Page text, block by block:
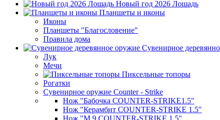
Новый год 2026 Лошадь
Планшеты и иконы
Иконы
Планшеты "Благословение"
Правила дома
Сувенирное
Лук
Мечи
Пиксельные топоры
Рогатки
Сувенирное оружие Counter - Strike
Нож "Бабочка COUNTER-STRIKE1.5"
Нож "Керамбит COUNTER-STRIKE 1.5"
Нож "М 9 COUNTER-STRIKE 1.5"